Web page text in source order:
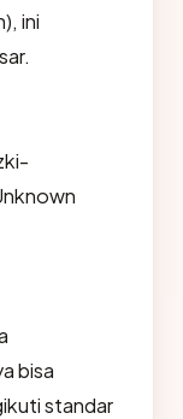
ini
bisa
standar